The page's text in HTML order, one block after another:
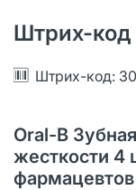
Штрих-код
Штрих-код:
Oral-B
жесткости 4
фармацевтов